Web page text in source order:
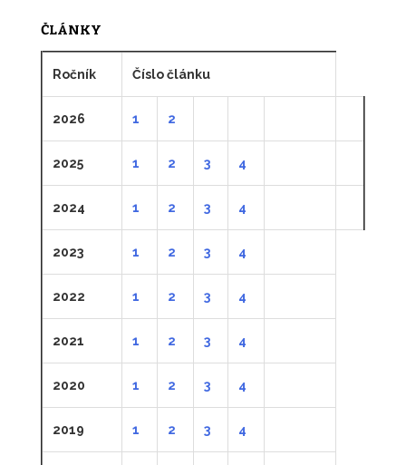
ČLÁNKY
Ročník Číslo článku
2026 1 2
2025 1 2 3 4
2024 1 2 3 4
2023 1 2 3 4
2022 1 2 3 4
2021 1 2 3 4
2020 1 2 3 4
2019 1 2 3 4